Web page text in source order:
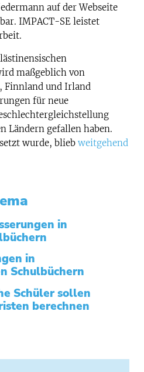
auf der Webseite
IMPACT-SE leistet
maßgeblich von
Finnland und Irland
für neue
Ländern gefallen haben.
wurde, blieb weitgehend
in
in
Schulbüchern
Schüler sollen
berechnen